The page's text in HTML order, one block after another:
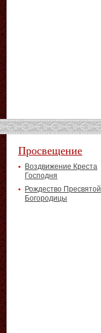
Просвещение
Воздвижение Креста
Господня
Рождество Пресвятой
Богородицы